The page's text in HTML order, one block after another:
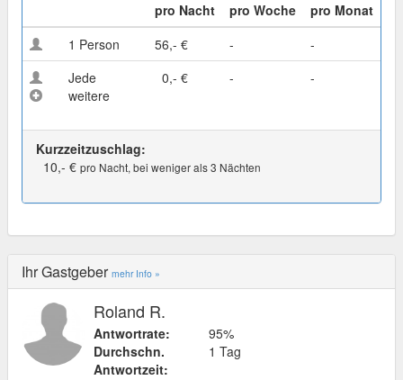
pro Nacht pro Woche
pro Monat
1 Person
56,- € -
-
Jede
weitere
0,- € - -
Kurzzeitzuschlag:
10,- € pro Nacht, bei weniger als 3 Nächten
Ihr Gastgeber mehr Info »
Roland R.
Antwortrate:
95%
Durchschn.
Antwortzeit:
1 Tag